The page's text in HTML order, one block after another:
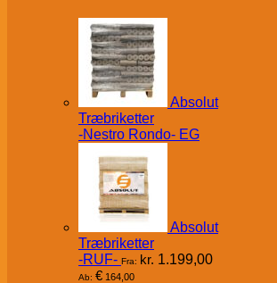
Absolut
Træbriketter
-Nestro Rondo- EG
Absolut
Træbriketter
-RUF- Fra: kr. 1.199,00
Ab: € 164,00